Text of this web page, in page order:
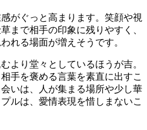
がぐっと高まります。笑顔や視
まで相手の印象に残りやすく、
れる場面が増えそうです。
より堂々としているほうが吉。
手を褒める言葉を素直に出すこ
いは、人が集まる場所や少し華
ルは、愛情表現を惜しまないこ